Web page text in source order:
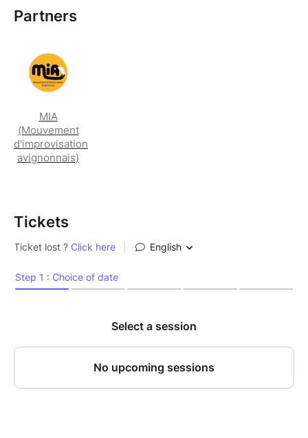
Partners
MIA
(Mouvement
d'improvisation
avignonnais)
Tickets